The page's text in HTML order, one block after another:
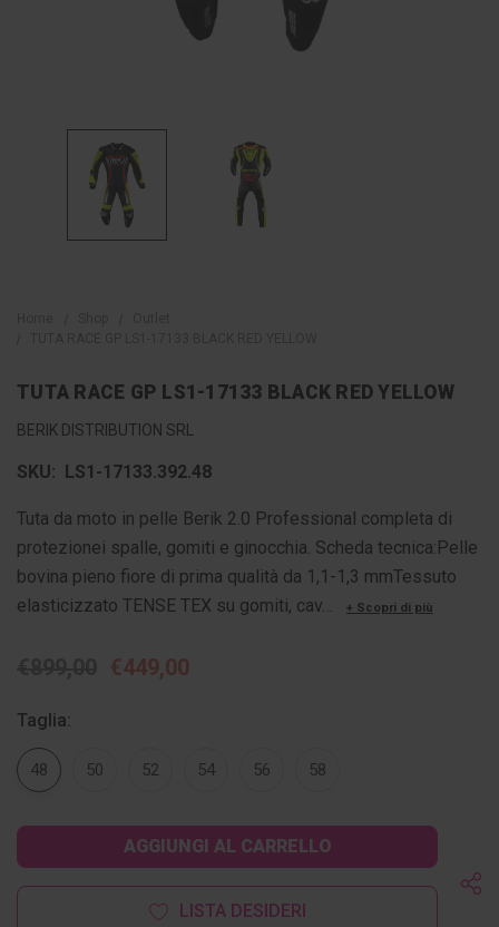
TUTA RACE GP LS1-17133 BLACK RED YELLOW
BERIK DISTRIBUTION SRL
SKU: LS1-17133.392.48
Tuta da moto in pelle Berik 2.0 Professional completa di
protezionei spalle, gomiti e ginocchia. Scheda tecnica:Pelle
bovina pieno fiore di prima qualità da 1,1-1,3 mmTessuto
elasticizzato TENSE TEX su gomiti, cav…
+ Scopri di più
€449,00
Taglia:
48 50 52 54 56 58
attuale:
LISTA DESIDERI